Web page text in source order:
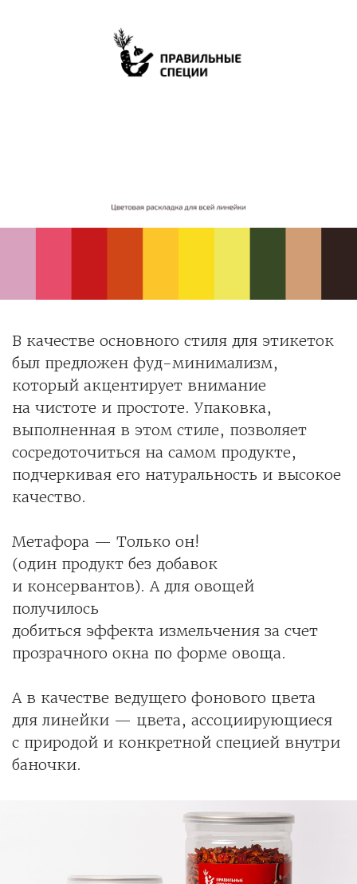
В качестве основного стиля для этикеток
был предложен фуд-минимализм,
который акцентирует внимание
на чистоте и простоте. Упаковка,
выполненная в этом стиле, позволяет
сосредоточиться на самом продукте,
подчеркивая его натуральность и высокое
качество.
Метафора — Только он!
(один продукт без добавок
и консервантов). А для овощей
получилось
добиться эффекта измельчения за счет
прозрачного окна по форме овоща.
А в качестве ведущего фонового цвета
для линейки — цвета, ассоциирующиеся
с природой и конкретной специей внутри
баночки.